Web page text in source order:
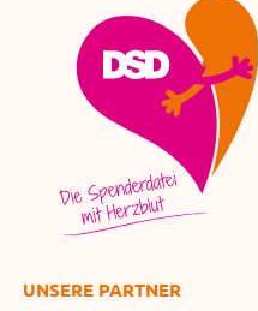
UNSERE PARTNER